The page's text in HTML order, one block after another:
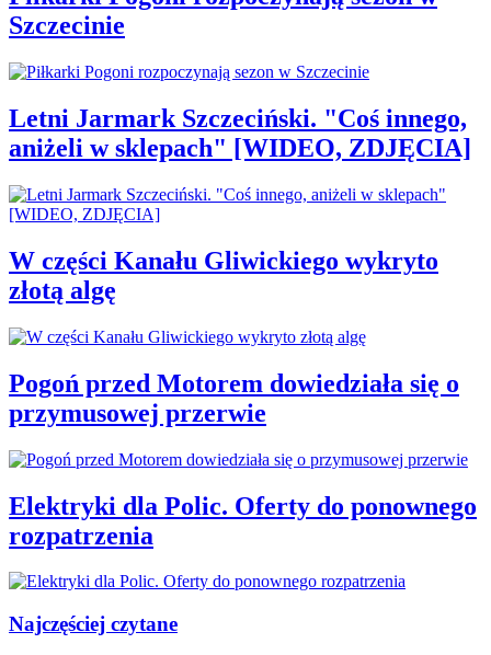
Szczecinie
Letni Jarmark Szczeciński. "Coś innego,
aniżeli w sklepach" [WIDEO, ZDJĘCIA]
W części Kanału Gliwickiego wykryto
złotą algę
Pogoń przed Motorem dowiedziała się o
przymusowej przerwie
Elektryki dla Polic. Oferty do ponownego
rozpatrzenia
Najczęściej czytane